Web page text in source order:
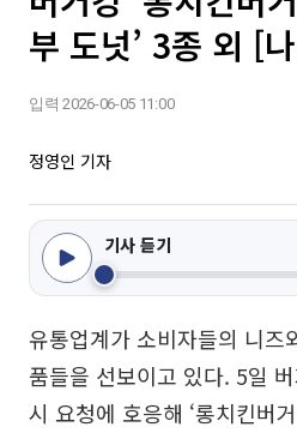
부 도넛’ 3종 외 [
입력 2026-06-05 11:00
정영인 기자
기사 듣기
유통업계가 소비자들의 니즈
품들을 선보이고 있다. 5일
시 요청에 호응해 ‘롱치킨버